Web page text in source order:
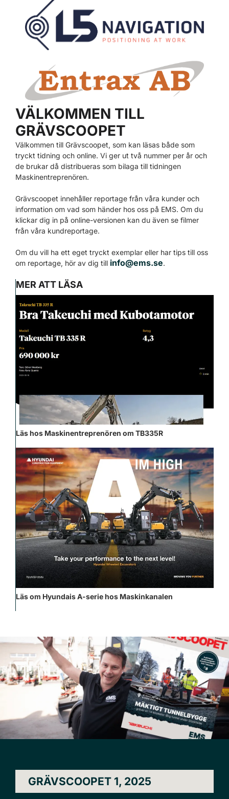
VÄLKOMMEN TILL
GRÄVSCOOPET
Välkommen till Grävscoopet, som kan läsas både som
tryckt tidning och online. Vi ger ut två nummer per år och
de brukar då distribueras som bilaga till tidningen
Maskinentreprenören.
Grävscoopet innehåller reportage från våra kunder och
information om vad som händer hos oss på EMS. Om du
klickar dig in på online-versionen kan du även se filmer
från våra kundreportage.
Om du vill ha ett eget tryckt exemplar eller har tips till oss
om reportage, hör av dig till info@ems.se.
MER ATT LÄSA
Läs hos Maskinentreprenören om TB335R
Läs om Hyundais A-serie hos Maskinkanalen
GRÄVSCOOPET 1, 2025